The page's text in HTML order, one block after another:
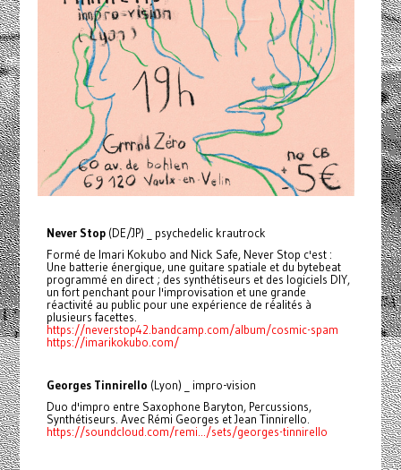
Never Stop(DE/JP) _ psychedelic krautrock
Formé de Imari Kokubo and Nick Safe, Never Stop c'est :
Une batterie énergique, une guitare spatiale et du bytebeat
programmé en direct ; des synthétiseurs et des logiciels DIY,
un fort penchant pour l'improvisation et une grande
réactivité au public pour une expérience de réalités à
plusieurs facettes.
https://neverstop42.bandcamp.com/album/cosmic-spam
https://imarikokubo.com/
Georges Tinnirello (Lyon) _ impro-vision
Duo d'impro entre Saxophone Baryton, Percussions,
Synthétiseurs. Avec Rémi Georges et Jean Tinnirello.
https://soundcloud.com/remi.../sets/georges-tinnirello